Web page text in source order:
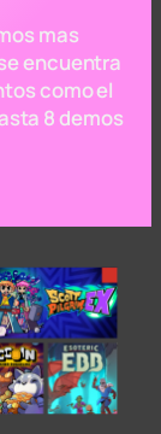
mas
encuentra
como el
8 demos